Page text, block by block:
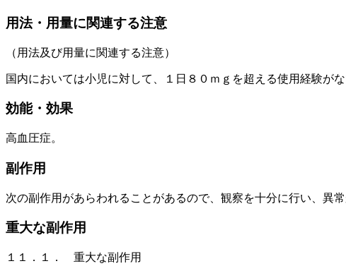
用法・用量に関連する注意
（用法及び用量に関連する注意）
国内においては小児に対して、１日８０ｍｇを超える使用経験がな
効能・効果
高血圧症。
副作用
次の副作用があらわれることがあるので、観察を十分に行い、異
重大な副作用
１１．１． 重大な副作用